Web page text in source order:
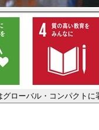
ローバル・コンパクト